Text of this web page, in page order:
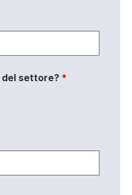
settore? *